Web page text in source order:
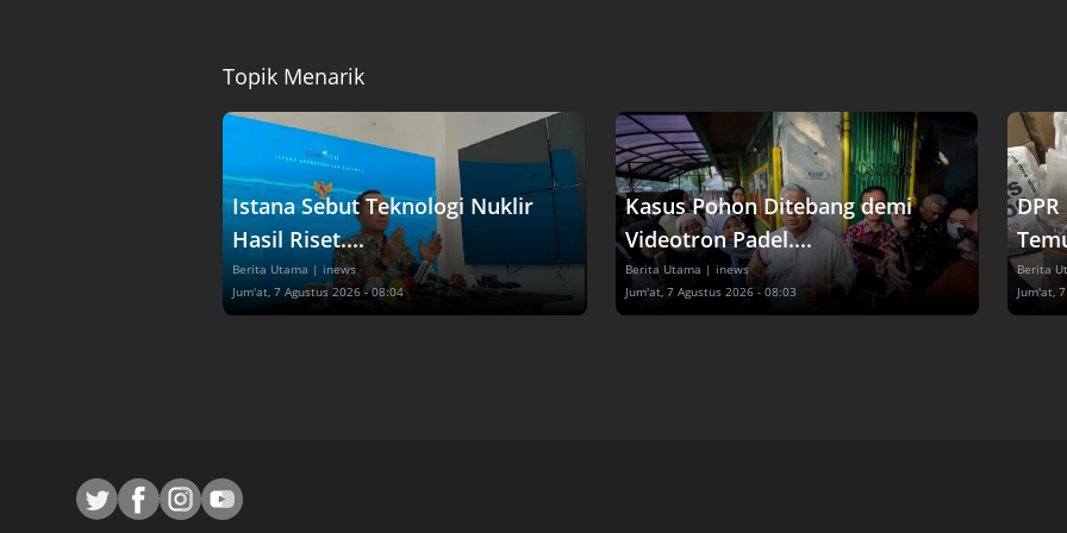
Topik Menarik
Istana Sebut Teknologi Nuklir
Hasil Riset....
Berita Utama | inews
Jum'at, 7 Agustus 2026 - 08:04
Kasus Pohon Ditebang demi
Videotron Padel....
Berita Utama | inews
Jum'at, 7 Agustus 2026 - 08:03
Berita
Jum'at,